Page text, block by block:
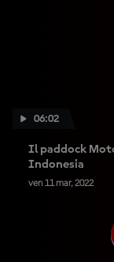
06:02
Il paddock
Indonesia
ven 11 mar, 2022